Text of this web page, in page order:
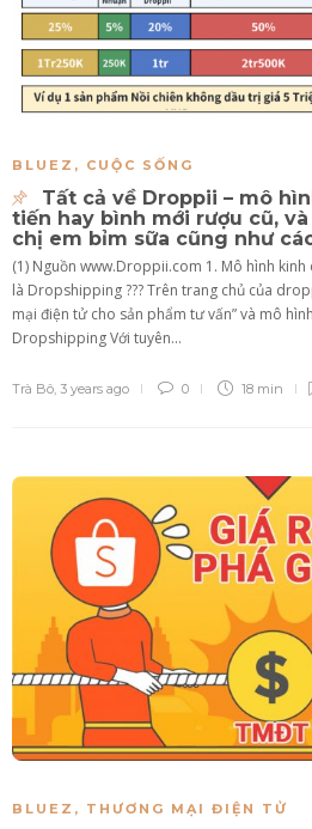
BLUEZ , CUỘC SỐNG
Tất cả về Droppii – mô
tiến hay bình mới rượu cũ,
chị em bỉm sữa cũng như
(1) Nguồn www.Droppii.com 1. Mô hình
là Dropshipping ??? Trên trang chủ của
mại điện tử cho sản phẩm tư vấn” và mô
Dropshipping Với tuyên...
Trà Bô 3 years ago 0 18 min
BLUEZ , THƯƠNG MẠI ĐIỆN TỬ